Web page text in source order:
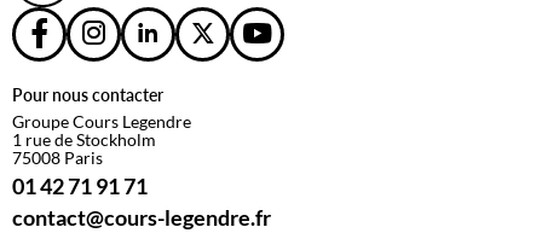
Pour nous contacter
Groupe Cours Legendre
1 rue de Stockholm
75008 Paris
01 42 71 91 71
contact@cours-legendre.fr